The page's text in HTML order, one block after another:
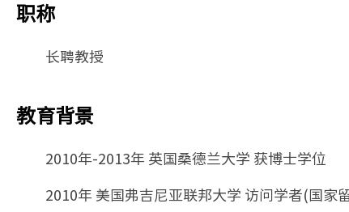
职称
长聘教授
教育背景
2010年-2013年 英国桑德兰大学 获博士学位
2010年 美国弗吉尼亚联邦大学 访问学者(国家